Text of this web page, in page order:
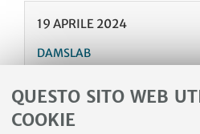
QUESTO SITO WEB
COOKIE
19 APRILE 2024
DAMSLAB
Italia: un'inchiesta"
Palazzo Marescotti